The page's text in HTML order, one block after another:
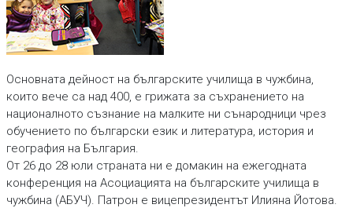
Основната дейност на българските училища в чужбина,
които вече са над 400, е грижата за съхранението на
националното съзнание на малките ни сънародници чрез
обучението по български език и литература, история и
география на България.
От 26 до 28 юли страната ни е домакин на ежегодната
конференция на Асоциацията на българските училища в
чужбина (АБУЧ). Патрон е вицепрезидентът Илияна Йотова.